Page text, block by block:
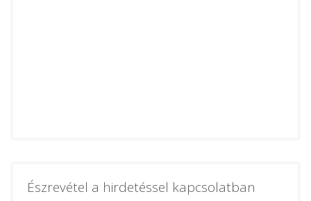
Észrevétel a hirdetéssel kapcsolatban